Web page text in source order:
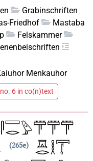
Grabinschriften
Friedhof
Mastaba
Felskammer
Menkauhor
6 in co(n)text
265e